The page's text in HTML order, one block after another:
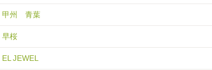
甲州 青葉
早桜
EL JEWEL